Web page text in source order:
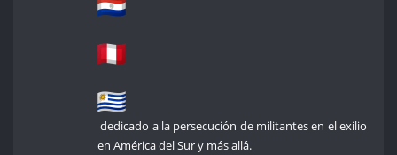
dedicado a la persecución de militantes en el exilio
en América del Sur y más allá.